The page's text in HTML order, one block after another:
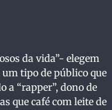
da vida”- elegem
tipo de público que
a “rapper”, dono de
que café com leite de